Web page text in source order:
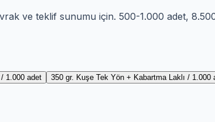
ve teklif sunumu için. 500-1.000 adet,
1.000 adet
350 gr. Kuşe Tek Yön + Kabartma Laklı / 1.000